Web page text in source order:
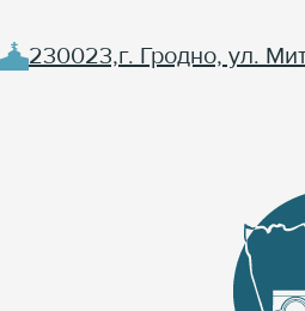
230023,г. Гродно, ул.